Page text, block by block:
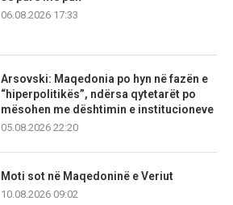
06.08.2026 17:33
Arsovski: Maqedonia po hyn në fazën e
“hiperpolitikës”, ndërsa qytetarët po
mësohen me dështimin e institucioneve
05.08.2026 22:20
Moti sot në Maqedoninë e Veriut
10.08.2026 09:02